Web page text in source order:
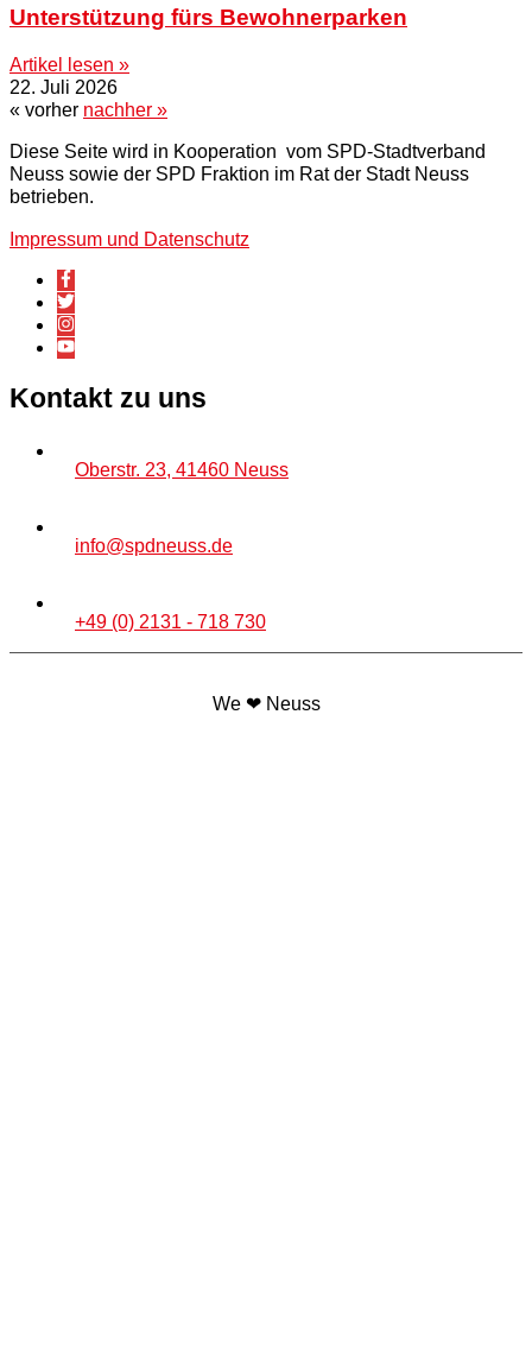
Unterstützung fürs Bewohnerparken
Artikel lesen »
22. Juli 2026
« vorher nachher »
Diese Seite wird in Kooperation vom SPD-Stadtverband
Neuss sowie der SPD Fraktion im Rat der Stadt Neuss
betrieben.
Impressum und Datenschutz
Kontakt zu uns
Oberstr. 23, 41460 Neuss
info@spdneuss.de
+49 (0) 2131 - 718 730
We ❤ Neuss